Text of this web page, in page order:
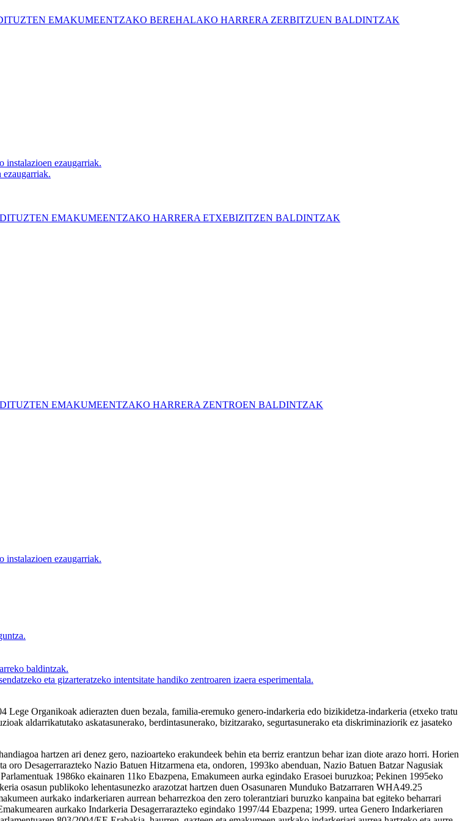
EMAKUMEENTZAKO BEREHALAKO HARRERA ZERBITZUEN BALDINTZAK
instalazioen ezaugarriak.
ezaugarriak.
EMAKUMEENTZAKO HARRERA ETXEBIZITZEN BALDINTZAK
EMAKUMEENTZAKO HARRERA ZENTROEN BALDINTZAK
instalazioen ezaugarriak.
baldintzak.
eta gizarteratzeko intentsitate handiko zentroaren izaera esperimentala.
Organikoak adierazten duen bezala, familia-eremuko genero-indarkeria edo bizikidetza-indarkeria (etxeko tratu
aldarrikatutako askatasunerako, berdintasunerako, bizitzarako, segurtasunerako eta diskriminaziorik ez jasateko
hartzen ari denez gero, nazioarteko erakundeek behin eta berriz erantzun behar izan diote arazo horri. Horien
Desagerrarazteko Nazio Batuen Hitzarmena eta, ondoren, 1993ko abenduan, Nazio Batuen Batzar Nagusiak
1986ko ekainaren 11ko Ebazpena, Emakumeen aurka egindako Erasoei buruzkoa; Pekinen 1995eko
osasun publikoko lehentasunezko arazotzat hartzen duen Osasunaren Munduko Batzarraren WHA49.25
aurkako indarkeriaren aurrean beharrezkoa den zero tolerantziari buruzko kanpaina bat egiteko beharrari
aurkako Indarkeria Desagerrarazteko egindako 1997/44 Ebazpena; 1999. urtea Genero Indarkeriaren